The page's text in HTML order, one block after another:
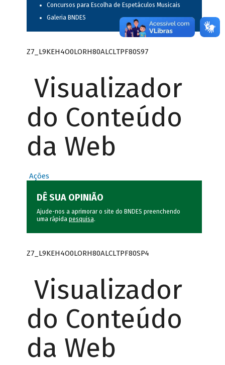
Concursos para Escolha de Espetáculos Musicais
Galeria BNDES
Z7_L9KEH4O0LORH80ALCLTPF80S97
Visualizador
do Conteúdo
da Web
Ações
DÊ SUA OPINIÃO
Ajude-nos a aprimorar o site do BNDES preenchendo
uma rápida pesquisa.
Z7_L9KEH4O0LORH80ALCLTPF80SP4
Visualizador
do Conteúdo
da Web